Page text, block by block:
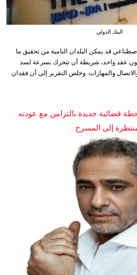
البنك الدولي
قد يمكن البلدان النامية من تحقيق ما
عقد واحد، شريطة أن تتحرك بسرعة لسد
والمهارات. وخلص التقرير إلى أن فقدان
قضائية جديدة بالتزامن مع عودته
إلى المسرح